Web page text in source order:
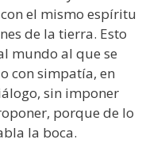
el mismo espíritu
de la tierra. Esto
mundo al que se
con simpatía, en
sin imponer
porque de lo
la boca.